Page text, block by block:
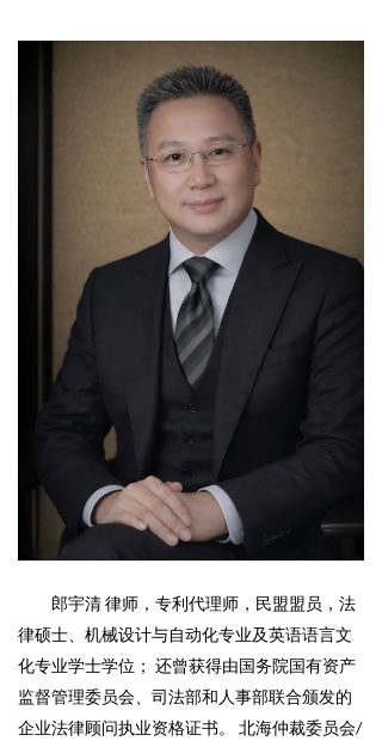
郎宇清 律师，专利代理师，民盟盟员，法
律硕士、机械设计与自动化专业及英语语言文
化专业学士学位； 还曾获得由国务院国有资产
监督管理委员会、司法部和人事部联合颁发的
企业法律顾问执业资格证书。 北海仲裁委员会/